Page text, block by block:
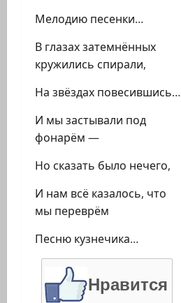
Мелодию песенки…
В глазах затемнённых
кружились спирали,
На звёздах повесившись…
И мы застывали под
фонарём —
Но сказать было нечего,
И нам всё казалось, что
мы переврём
Песню кузнечика…
Нравится